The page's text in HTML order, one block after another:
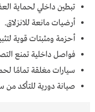
تبطين داخلي لحماية
أرضيات مانعة للانزلاق.
أحزمة ومثبتات قوية
فواصل داخلية تمنع
سيارات مغلقة تمامًا
صيانة دورية للتأكد